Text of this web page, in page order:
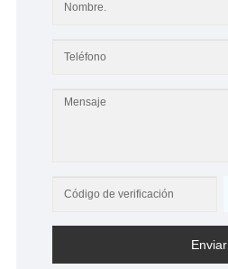
Enviar